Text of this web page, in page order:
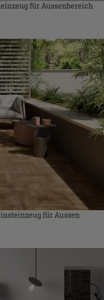
für Aussenbereich
für Aussen